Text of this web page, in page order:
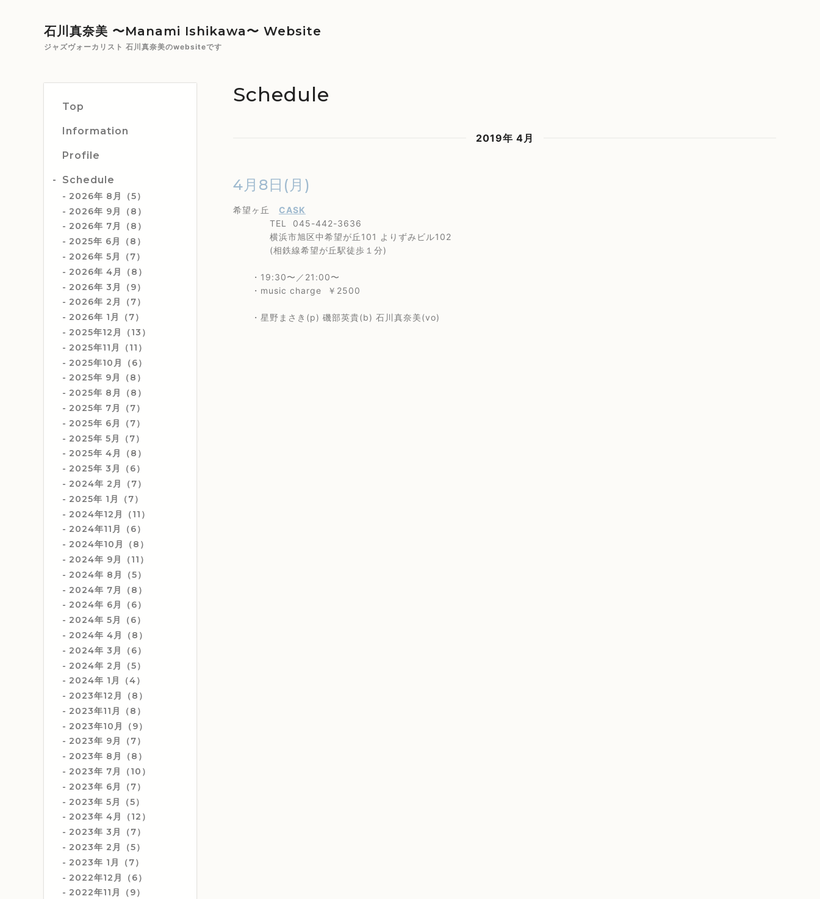
石川真奈美 〜Manami Ishikawa〜 Website
ジャズヴォーカリスト 石川真奈美のwebsiteです
Top
Information
Profile
Schedule
2026年 8月（5）
2026年 9月（8）
2026年 7月（8）
2025年 6月（8）
2026年 5月（7）
2026年 4月（8）
2026年 3月（9）
2026年 2月（7）
2026年 1月（7）
2025年12月（13）
2025年11月（11）
2025年10月（6）
2025年 9月（8）
2025年 8月（8）
2025年 7月（7）
2025年 6月（7）
2025年 5月（7）
2025年 4月（8）
2025年 3月（6）
2024年 2月（7）
2025年 1月（7）
2024年12月（11）
2024年11月（6）
2024年10月（8）
2024年 9月（11）
2024年 8月（5）
2024年 7月（8）
2024年 6月（6）
2024年 5月（6）
2024年 4月（8）
2024年 3月（6）
2024年 2月（5）
2024年 1月（4）
2023年12月（8）
2023年11月（8）
2023年10月（9）
2023年 9月（7）
2023年 8月（8）
2023年 7月（10）
2023年 6月（7）
2023年 5月（5）
2023年 4月（12）
2023年 3月（7）
2023年 2月（5）
2023年 1月（7）
2022年12月（6）
2022年11月（9）
Schedule
2019年 4月
4月8日(月)
希望ヶ丘 CASK
TEL 045-442-3636
横浜市旭区中希望が丘101 よりずみビル102
(相鉄線希望が丘駅徒歩１分)
・19:30〜／21:00〜
・music charge ￥2500
・星野まさき(p) 磯部英貴(b) 石川真奈美(vo)